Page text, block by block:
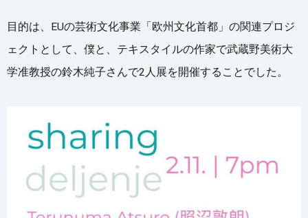
目的は、EUの芸術文化事業「欧州文化首都」の関連プロジ
ェクトとして、僕と、テキスタイルの作家で武蔵野美術大
学准教授の鈴木純子さんで2人展を開催することでした。